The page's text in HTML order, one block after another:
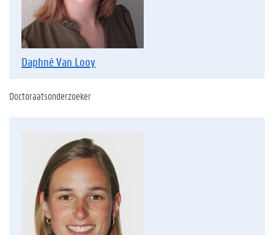
Daphné Van Looy
Doctoraatsonderzoeker